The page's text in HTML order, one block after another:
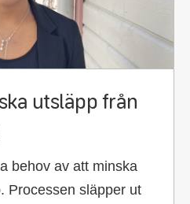
utsläpp från
behov av att minska
Processen släpper ut